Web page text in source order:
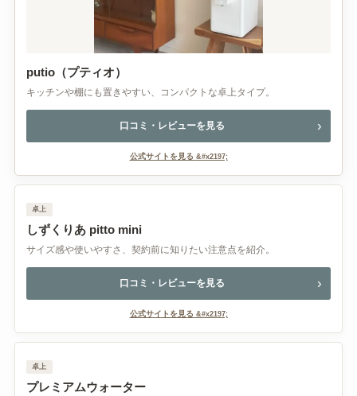
putio（プティオ）
キッチンや棚にも置きやすい、コンパクトな卓上タイプ。
口コミ・レビューを見る
公式サイトを見る
卓上
しずくりあ pitto mini
サイズ感や使いやすさ、契約前に知りたい注意点を紹介。
口コミ・レビューを見る
公式サイトを見る
卓上
プレミアムウォーター